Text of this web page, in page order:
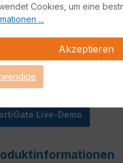
Attack
gebrauch machen
Live-Demo
Cookies, um eine
...
Akzeptieren